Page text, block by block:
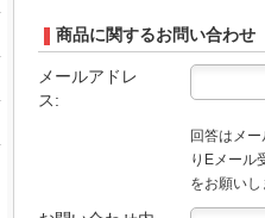
商品に関するお問い合わせ
メールアドレ
ス:
回答はメ
りEメール
をお願いし